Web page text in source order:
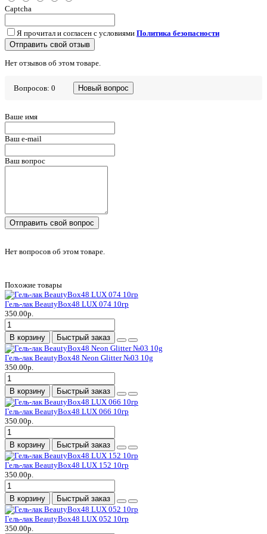
Captcha
Я прочитал и согласен с условиями Политика безопасности
Отправить свой отзыв
Нет отзывов об этом товаре.
Вопросов: 0 Новый вопрос
Ваше имя
Ваш e-mail
Ваш вопрос
Отправить свой вопрос
Нет вопросов об этом товаре.
Похожие товары
Гель-лак BeautyBox48 LUX 074 10гр
350.00р.
В корзину Быстрый заказ
Гель-лак BeautyBox48 Neon Glitter №03 10g
350.00р.
В корзину Быстрый заказ
Гель-лак BeautyBox48 LUX 066 10гр
350.00р.
В корзину Быстрый заказ
Гель-лак BeautyBox48 LUX 152 10гр
350.00р.
В корзину Быстрый заказ
Гель-лак BeautyBox48 LUX 052 10гр
350.00р.